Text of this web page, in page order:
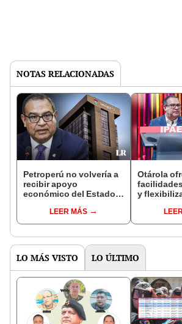
NOTAS RELACIONADAS
Petroperú no volvería a
recibir apoyo
económico del Estado,
Alberto Otárola
LEER MÁS
Otárola
y
LO MÁS VISTO LO ÚLTIMO